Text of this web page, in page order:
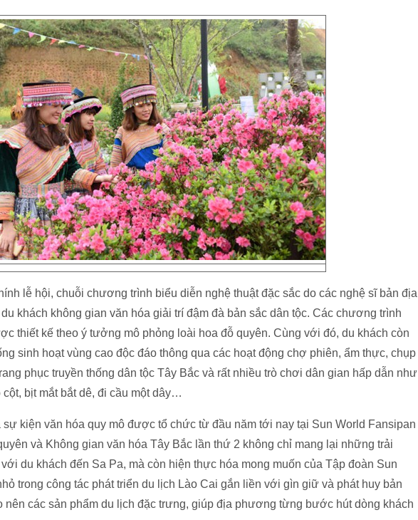
lễ hội, chuỗi chương trình biểu diễn nghệ thuật đặc sắc do các nghệ sĩ bản địa
khách không gian văn hóa giải trí đậm đà bản sắc dân tộc. Các chương trình
thiết kế theo ý tưởng mô phỏng loài hoa đỗ quyên. Cùng với đó, du khách còn
sinh hoạt vùng cao độc đáo thông qua các hoạt động chợ phiên, ẩm thực, chụp
phục truyền thống dân tộc Tây Bắc và rất nhiều trò chơi dân gian hấp dẫn như
bịt mắt bắt dê, đi cầu một dây…
sự kiện văn hóa quy mô được tổ chức từ đầu năm tới nay tại Sun World Fansipan
và Không gian văn hóa Tây Bắc lần thứ 2 không chỉ mang lại những trải
du khách đến Sa Pa, mà còn hiện thực hóa mong muốn của Tập đoàn Sun
trong công tác phát triển du lịch Lào Cai gắn liền với gìn giữ và phát huy bản
nên các sản phẩm du lịch đặc trưng, giúp địa phương từng bước hút dòng khách